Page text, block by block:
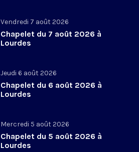
Vendredi 7 août 2026
Chapelet du 7 août 2026 à
Lourdes
Jeudi 6 août 2026
Chapelet du 6 août 2026 à
Lourdes
Mercredi 5 août 2026
Chapelet du 5 août 2026 à
Lourdes